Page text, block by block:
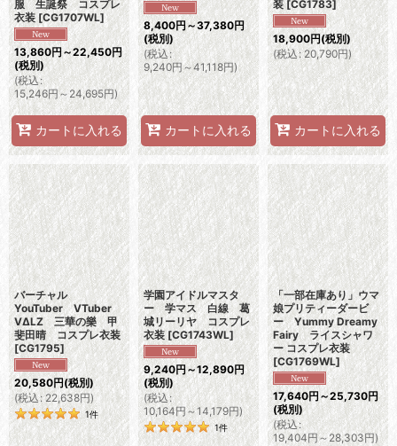
服 生誕祭 コスプレ
衣装 [CG1707WL]
13,860円～22,450円
(税別)
(税込:
15,246円～24,695円)
カートに入れる
8,400円 ～37,380円
(税別)
(税込:
9,240円～41,118円)
カートに入れる
装 [CG1783]
18,900円(税別)
(税込: 20,790円)
カートに入れる
バーチャル
YouTuber VTuber
VΔLZ 三華の樂 甲
斐田晴 コスプレ衣装
[CG1795]
20,580円(税別)
(税込: 22,638円)
1件
学園アイドルマスタ
ー 学マス 白線 葛
城リーリヤ コスプレ
衣装 [CG1743WL]
9,240円～12,890円
(税別)
(税込:
10,164円～14,179円)
1件
「一部在庫あり」ウマ
娘プリティーダービ
ー Yummy Dreamy
Fairy ライスシャワ
ー コスプレ衣装
[CG1769WL]
17,640円～25,730円
(税別)
(税込:
19,404円～28,303円)